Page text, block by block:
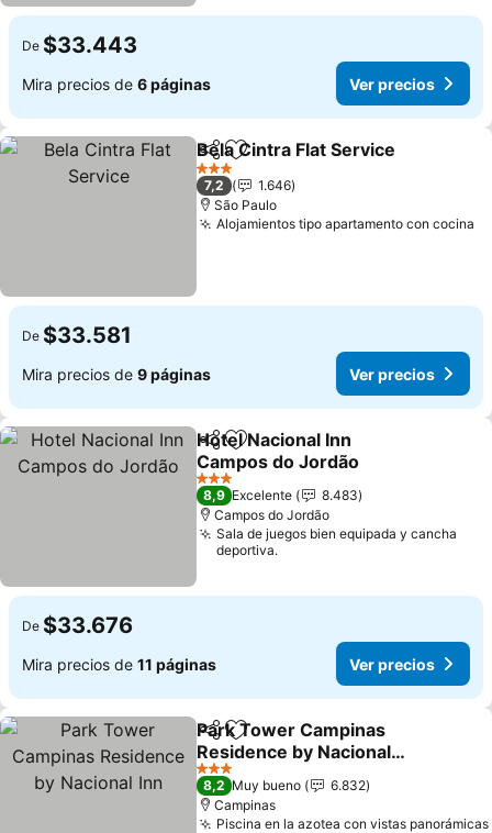
De $33.443
Mira precios de 6 páginas Ver precios
CompartirAgregar a favoritos
Bela Cintra Flat Service
3 Estrellas
7,2
1.646
São Paulo
Alojamientos tipo apartamento con cocina
De $33.581
Mira precios de 9 páginas Ver precios
CompartirAgregar a favoritos
Hotel Nacional Inn
Campos do Jordão
3 Estrellas
8,9 Excelente
8.483
Campos do Jordão
Sala de juegos bien equipada y cancha
deportiva.
De $33.676
Mira precios de 11 páginas Ver precios
CompartirAgregar a favoritos
Park Tower Campinas
Residence by Nacional
Inn
3 Estrellas
8,2 Muy bueno
6.832
Campinas
Piscina en la azotea con vistas panorámicas